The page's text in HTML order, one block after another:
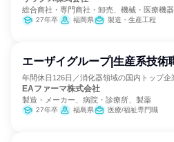
総合商社・専門商社・卸売、機械・医療機
27年卒 福岡県 製造・生産工程
エーザイグループ|生産系技術
年間休日126日／消化器領域の国内トップ企
EAファーマ株式会社
製造・メーカー、病院・診療所、製薬
27年卒 福島県 医療/福祉専門職